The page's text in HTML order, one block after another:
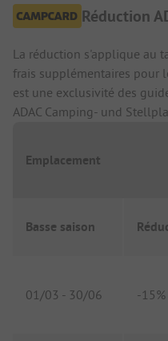
Réduction
La réduction s'applique au
frais supplémentaires pour
est une exclusivité des
ADAC Camping- und
Emplacement
Basse saison
01/03 - 30/06 -15%